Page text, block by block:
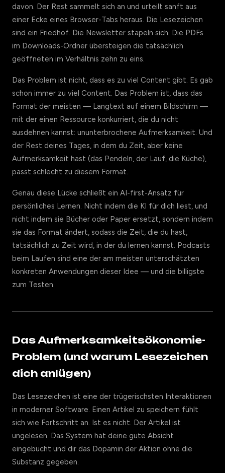
davon. Der Rest sammelt sich an und urteilt sanft aus
einer Ecke eines Browser-Tabs heraus. Die Lesezeichen
sind ein Friedhof. Die Newsletter stapeln sich. Die PDFs
im Downloads-Ordner übersteigen die tatsächlich
geöffneten im Verhältnis zehn zu eins.
Das Problem ist nicht, dass es zu viel Content gibt. Es gab
schon immer zu viel Content. Das Problem ist, dass das
Format der meisten — Langtext auf einem Bildschirm —
mit der einen Ressource konkurriert, die du nicht
ausdehnen kannst: ununterbrochene Aufmerksamkeit. Und
der Rest deines Tages, in dem du Zeit, aber keine
Aufmerksamkeit hast (das Pendeln, der Lauf, die Küche),
passt schlecht zu diesem Format.
Genau diese Lücke schließt ein AI-first-Ansatz für
persönliches Lernen. Nicht indem die KI für dich liest, und
nicht indem sie Bücher oder Paper ersetzt, sondern indem
sie das Format ändert, sodass die Zeit, die du hast,
tatsächlich zu Zeit wird, in der du lernen kannst. Podcasts
beim Laufen sind eine der am meisten unterschätzten
konkreten Anwendungen dieser Idee — und die billigste
zum Testen.
Das Aufmerksamkeitsökonomie-
Problem (und warum Lesezeichen
dich anlügen)
Das Lesezeichen ist eine der trügerischsten Interaktionen
in moderner Software. Einen Artikel zu speichern fühlt
sich wie Fortschritt an. Ist es nicht. Der Artikel ist
ungelesen. Das System hat deine gute Absicht
eingebucht und dir das Dopamin der Aktion ohne die
Substanz gegeben.